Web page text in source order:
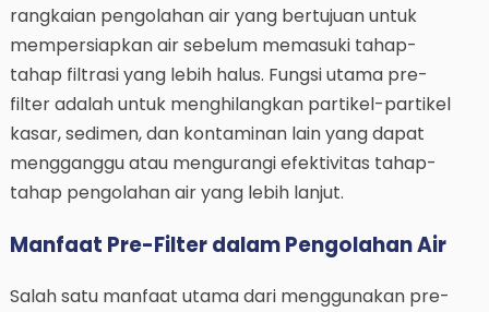
rangkaian pengolahan air yang bertujuan untuk
mempersiapkan air sebelum memasuki tahap-
tahap filtrasi yang lebih halus. Fungsi utama pre-
filter adalah untuk menghilangkan partikel-partikel
kasar, sedimen, dan kontaminan lain yang dapat
mengganggu atau mengurangi efektivitas tahap-
tahap pengolahan air yang lebih lanjut.
Manfaat Pre-Filter dalam Pengolahan Air
Salah satu manfaat utama dari menggunakan pre-